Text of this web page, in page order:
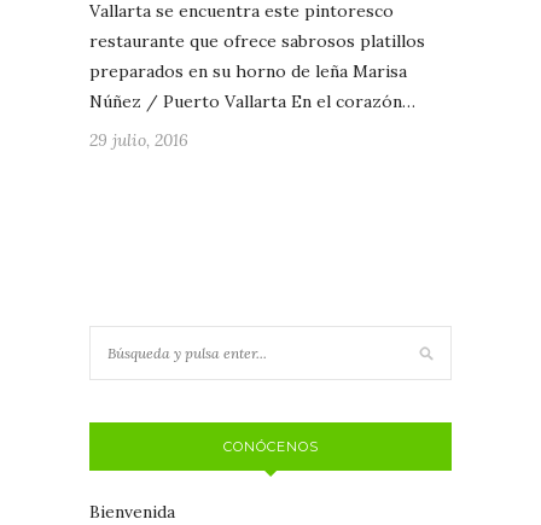
Vallarta se encuentra este pintoresco
restaurante que ofrece sabrosos platillos
preparados en su horno de leña Marisa
Núñez / Puerto Vallarta En el corazón…
29 julio, 2016
CONÓCENOS
Bienvenida